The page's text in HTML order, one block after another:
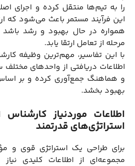
را به تیم‌ها منتقل کرده و اجرای
این فرآیند مستمر باعث می‌شود که
همواره در حال بهبود و رشد
مرحله از تعامل ارتقا یابد.
اطلاعات دریافتی از واحدهای مختلف
و هماهنگ جمع‌آوری کرده و بر اساس
بهبود بخشد.
استراتژی‌های قدرتمند
برای طراحی یک استراتژی قوی و
مجموعه‌ای از اطلاعات کلیدی